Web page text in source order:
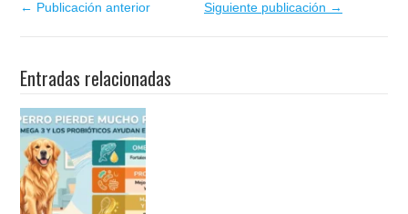
← Publicación anterior Siguiente publicación →
Entradas relacionadas